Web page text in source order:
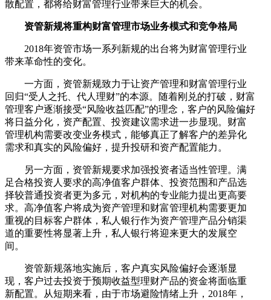
散配置，都将给财富管理行业带来巨大的机会。
资管新规将重构财富管理市场业务模式和竞争格局
2018年资管市场一系列新规的出台将为财富管理行业
带来革命性的变化。
一方面，资管新规致力于让资产管理和财富管理行业
回归“受人之托、代人理财”的本源。随着刚兑的打破，财富
管理客户逐渐接受“风险收益匹配”的理念，客户的风险偏好
将日益分化，资产配置、投资建议需求进一步显现。财富
管理机构需要改变业务模式，能够真正了解客户的差异化
需求和真实的风险偏好，提升投研和资产配置能力。
另一方面，资管新规要求加强投资者适当性管理。满
足合格投资人要求的高净值客户群体、投资范围和产品选
择较普通投资者更为多元，对机构的专业能力提出更高要
求。高净值客户将成为资产管理和财富管理机构需要更加
重视的目标客户群体，私人银行作为资产管理产品分销渠
道的重要性将显著上升，私人银行将迎来更大的发展空
间。
资管新规落地实施后，客户真实风险偏好会逐渐显
现，客户过去投资于预期收益型理财产品的资金将面临重
新配置。从短期来看，由于市场避险情绪上升，2018年，